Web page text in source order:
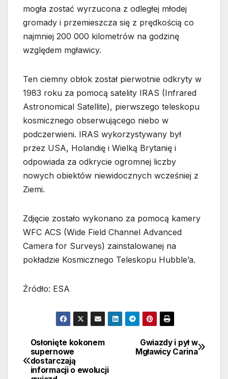
mogła zostać wyrzucona z odległej młodej
gromady i przemieszcza się z prędkością co
najmniej 200 000 kilometrów na godzinę
względem mgławicy.
Ten ciemny obłok został pierwotnie odkryty w
1983 roku za pomocą satelity IRAS (Infrared
Astronomical Satellite), pierwszego teleskopu
kosmicznego obserwującego niebo w
podczerwieni. IRAS wykorzystywany był
przez USA, Holandię i Wielką Brytanię i
odpowiada za odkrycie ogromnej liczby
nowych obiektów niewidocznych wcześniej z
Ziemi.
Zdjęcie zostało wykonano za pomocą kamery
WFC ACS (Wide Field Channel Advanced
Camera for Surveys) zainstalowanej na
pokładzie Kosmicznego Teleskopu Hubble’a.
Źródło: ESA
Nawigacja
wpisu
Gwiazdy i pył w
Mgławicy Carina
Osłonięte kokonem
supernowe
dostarczają
informacji o ewolucji